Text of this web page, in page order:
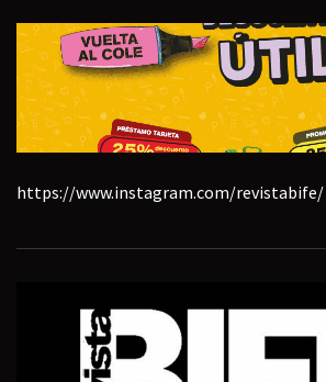
https://www.instagram.com/revistabife/